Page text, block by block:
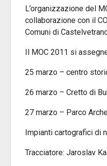
L’organizzazione del
collaborazione con il
Comuni di
Il MOC 2011 si
25 marzo – centro
26 marzo – Cretto di
27 marzo – Parco
Impianti cartografici di
Tracciatore: Jaroslav